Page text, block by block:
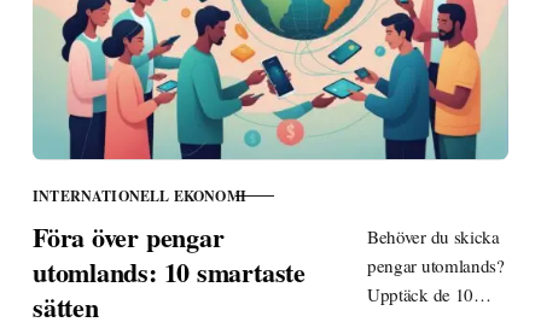
KATEGORI
INTERNATIONELL EKONOMI
Föra över pengar
utomlands: 10 smartaste
sätten
Behöver du skicka
pengar utomlands?
Upptäck de 10